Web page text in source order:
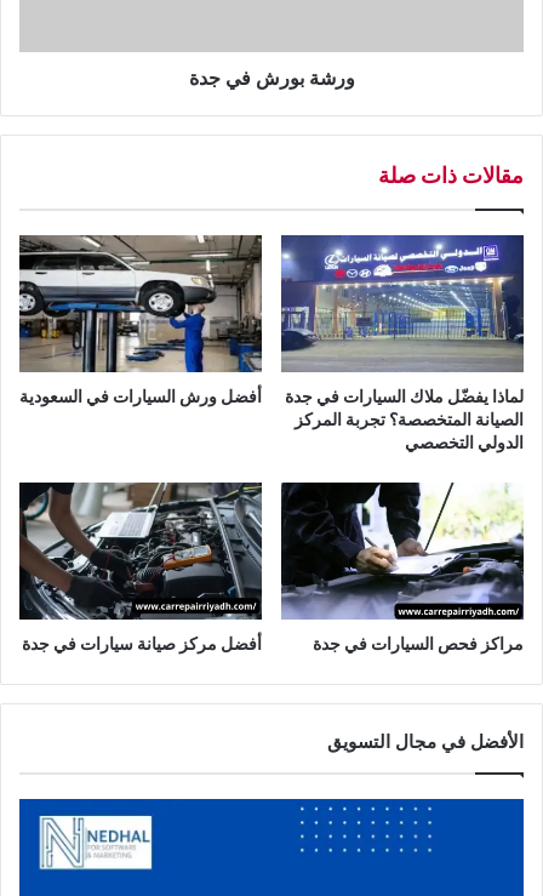
ف
ورشة بورش في جدة
مقالات ذات صلة
لماذا يفضّل ملاك السيارات في جدة
الصيانة المتخصصة؟ تجربة المركز
الدولي التخصصي
أفضل ورش السيارات في السعودية
مراكز فحص السيارات في جدة أفضل مركز صيانة سيارات في جدة
الأفضل في مجال التسويق